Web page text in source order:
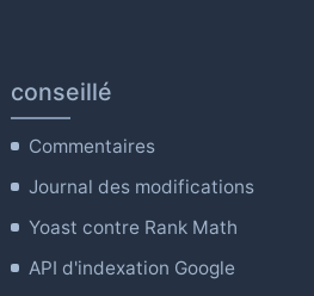
conseillé
Commentaires
Journal des modifications
Yoast contre Rank Math
API d'indexation Google